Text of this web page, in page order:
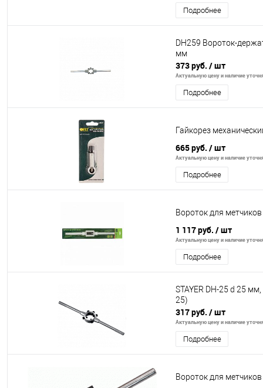
Подробнее
DH259 Вороток-
мм
373 руб. / шт
Актуальную цену и наличие
Подробнее
Гайкорез
665 руб. / шт
Актуальную цену и наличие
Подробнее
Вороток для
1 117 руб. / шт
Актуальную цену и наличие
Подробнее
STAYER DH-25 d 25
25)
317 руб. / шт
Актуальную цену и наличие
Подробнее
Вороток для